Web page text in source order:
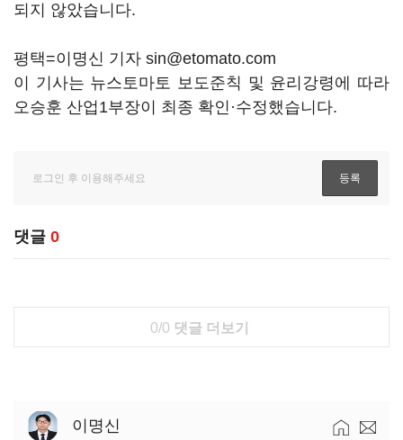
되지 않았습니다.
평택=이명신 기자 sin@etomato.com
이 기사는 뉴스토마토 보도준칙 및 윤리강령에 따라
오승훈 산업1부장이 최종 확인·수정했습니다.
댓글 0
0/0 댓글 더보기
이명신